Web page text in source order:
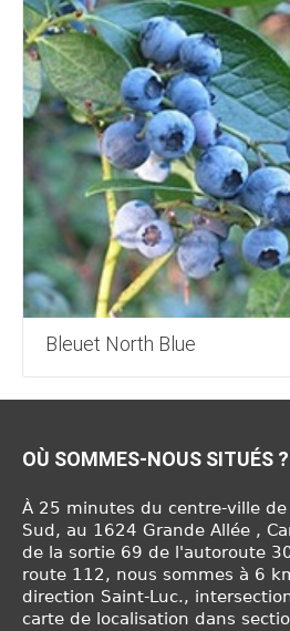
Bleuet North Blue
OÙ SOMMES-NOUS SITUÉS ?
À 25 minutes du centre-ville
Sud, au 1624 Grande Allée ,
de la sortie 69 de l'autoroute
route 112, nous sommes à 6
direction Saint-Luc.,
carte de localisation dans